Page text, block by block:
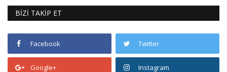
BİZİ TAKİP ET
Facebook Twitter
Google+ Instagram